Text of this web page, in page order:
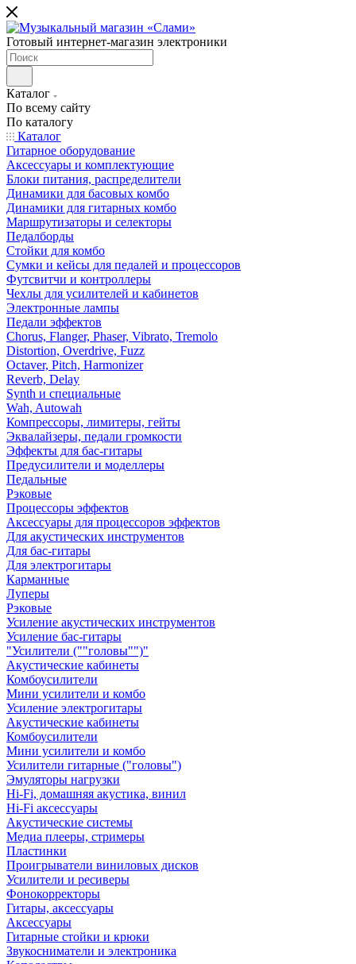
Готовый интернет-магазин электроники
Каталог
По всему сайту
По каталогу
Каталог
Гитарное оборудование
Аксессуары и комплектующие
Блоки питания, распределители
Динамики для басовых комбо
Динамики для гитарных комбо
Маршрутизаторы и селекторы
Педалборды
Стойки для комбо
Сумки и кейсы для педалей и процессоров
Футсвитчи и контроллеры
Чехлы для усилителей и кабинетов
Электронные лампы
Педали эффектов
Chorus, Flanger, Phaser, Vibrato, Tremolo
Distortion, Overdrive, Fuzz
Octaver, Pitch, Harmonizer
Reverb, Delay
Synth и специальные
Wah, Autowah
Компрессоры, лимитеры, гейты
Эквалайзеры, педали громкости
Эффекты для бас-гитары
Предусилители и моделлеры
Педальные
Рэковые
Процессоры эффектов
Аксессуары для процессоров эффектов
Для акустических инструментов
Для бас-гитары
Для электрогитары
Карманные
Луперы
Рэковые
Усиление акустических инструментов
Усиление бас-гитары
"Усилители (""головы"")"
Акустические кабинеты
Комбоусилители
Мини усилители и комбо
Усиление электрогитары
Акустические кабинеты
Комбоусилители
Мини усилители и комбо
Усилители гитарные ("головы")
Эмуляторы нагрузки
Hi-Fi, домашняя акустика, винил
Hi-Fi аксессуары
Акустические системы
Медиа плееры, стримеры
Пластинки
Проигрыватели виниловых дисков
Усилители и ресиверы
Фонокорректоры
Гитары, аксессуары
Аксессуары
Гитарные стойки и крюки
Звукосниматели и электроника